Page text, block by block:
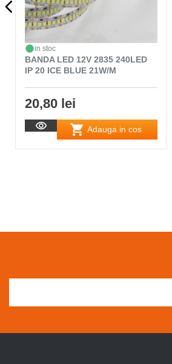
in stoc
BANDA LED 12V 2835 240LED
IP 20 ICE BLUE 21W/M
20,80 lei
Adauga in cos